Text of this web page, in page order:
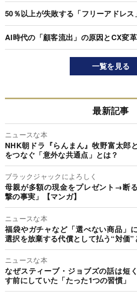
50％以上が失敗する「フリーアドレ
AI時代の「顧客流出」の原因とCX変
一覧を見る
最新記事
ニュースな本
NHK朝ドラ『らんまん』牧野富太郎
をつなぐ「意外な共通点」とは？
ブラックジャックによろしく
母親が多額の現金をプレゼント→断
撃の事実」【マンガ】
ニュースな本
福袋やガチャなど「選べない商品」
選択を放棄する代償として払う“対価”
ニュースな本
なぜスティーブ・ジョブズの話は短
す前にしていた「たった1つの習慣」